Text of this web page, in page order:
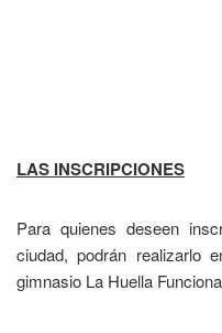
LAS INSCRIPCIONES
Para quienes deseen
ciudad, podrán realizarlo
gimnasio La Huella